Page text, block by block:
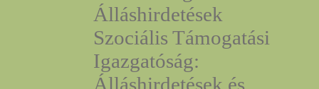
Álláshirdetések
Szociális Támogatási
Igazgatóság:
Álláshirdetések és